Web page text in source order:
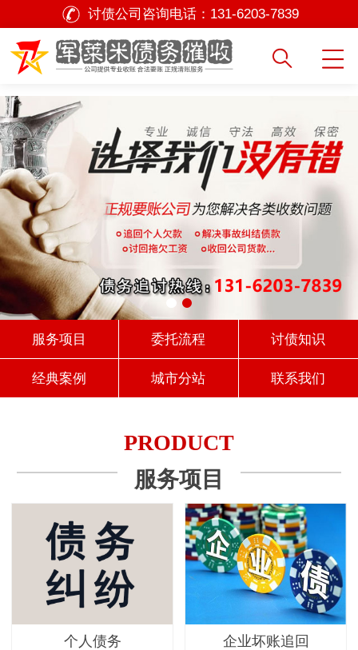
讨债公司咨询电话： 131-6203-7839
服务项目 委托流程 讨债知识
经典案例 城市分站 联系我们
PRODUCT
服务项目
个人债务 企业坏账追回